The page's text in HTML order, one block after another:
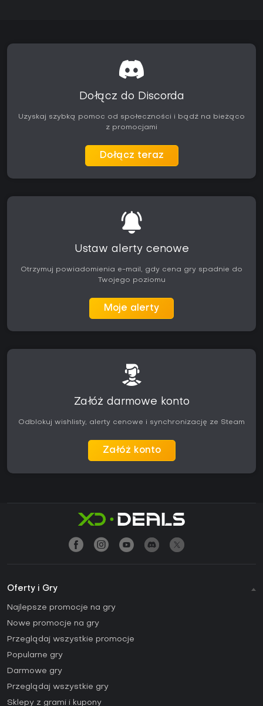
Dołącz do Discorda
Uzyskaj szybką pomoc od społeczności i bądź na bieżąco
z promocjami
Dołącz teraz
Ustaw alerty cenowe
Otrzymuj powiadomienia e-mail, gdy cena gry spadnie do
Twojego poziomu
Moje alerty
Załóż darmowe konto
Odblokuj wishlisty, alerty cenowe i synchronizację ze Steam
Załóż konto
Oferty i Gry
Najlepsze promocje na gry
Nowe promocje na gry
Przeglądaj wszystkie promocje
Popularne gry
Darmowe gry
Przeglądaj wszystkie gry
Sklepy z grami i kupony